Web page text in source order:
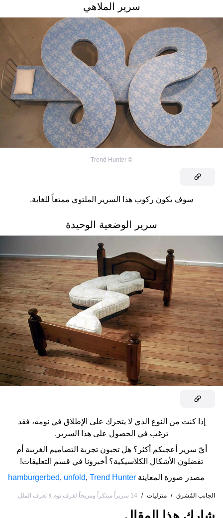
سرير الملاهي
©
Trend Hunter
سوف يكون ركوب هذا السرير الملتوي ممتعاً للغاية.
سرير الوضعية الوحيدة
إذا كنت من النوع الذي لا يتحرك على الإطلاق في نومه، فقد
ترغب في الحصول على هذا السرير.
أيّ سرير أعجبكم أكثر؟ هل تحبون تجربة التصاميم الغريبة أم
تفضلون الأشكال الكلاسيكية؟ أخبرونا في قسم التعليقات!
مصدر صورة المعاينة
hamburgerbed, unfold, Trend Hunter
الجانب المُشرق / منزليات / 14 سريراً مبتكراً ومريحاً لغرف نوم لا تعرف الملل